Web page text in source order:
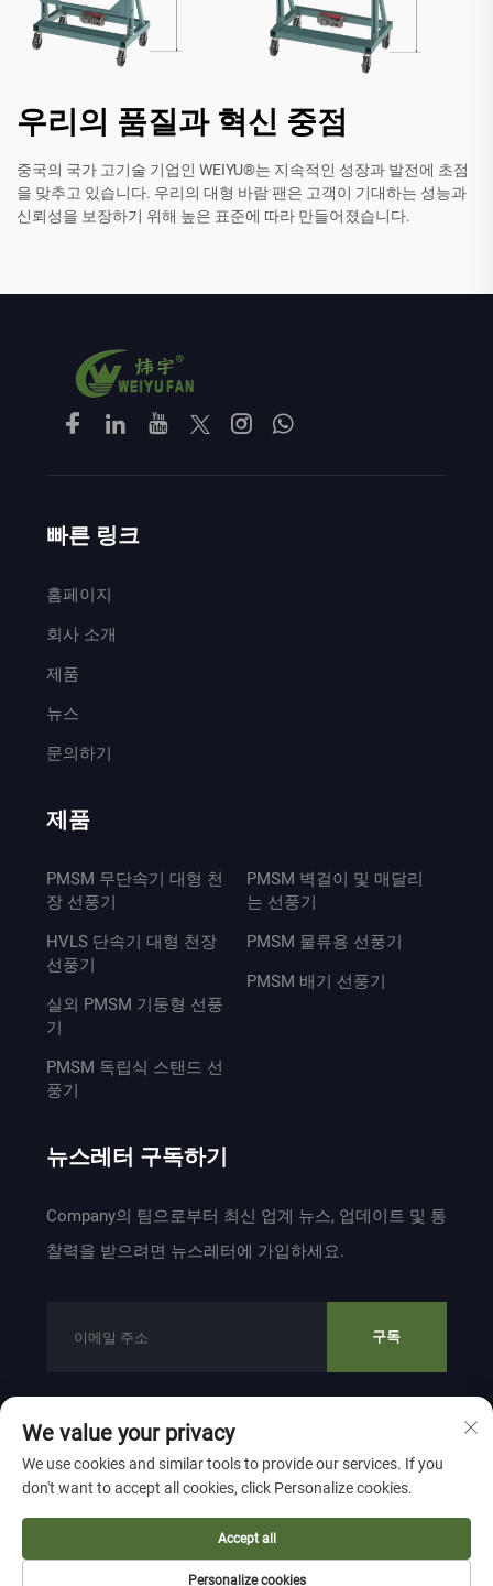
우리의 품질과 혁신 중점
중국의 국가 고기술 기업인 WEIYU®는 지속적인 성장과 발전에 초점
을 맞추고 있습니다. 우리의 대형 바람 팬은 고객이 기대하는 성능과
신뢰성을 보장하기 위해 높은 표준에 따라 만들어졌습니다.
빠른 링크
홈페이지
회사 소개
제품
뉴스
문의하기
제품
PMSM 무단속기 대형 천
장 선풍기
HVLS 단속기 대형 천장
선풍기
실외 PMSM 기둥형 선풍
기
PMSM 독립식 스탠드 선
풍기
PMSM 벽걸이 및 매달리
는 선풍기
PMSM 물류용 선풍기
PMSM 배기 선풍기
뉴스레터 구독하기
Company의 팀으로부터 최신 업계 뉴스, 업데이트 및 통
찰력을 받으려면 뉴스레터에 가입하세요.
구독
저작권 © 2024 ZHEJIANG WEIYU VENTILATION
ELECTROMECHANICAL CO.,LTD 소유
개인정보 보호 정책
맨 위로 이동
We value your privacy
We use cookies and similar tools to provide our services. If you
don't want to accept all cookies, click Personalize cookies.
Personalize cookies
Accept all